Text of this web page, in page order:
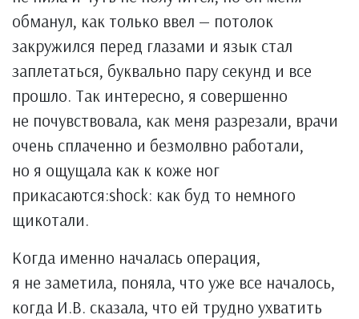
обманул, как только ввел — потолок
закружился перед глазами и язык стал
заплетаться, буквально пару секунд и все
прошло. Так интересно, я совершенно
не почувствовала, как меня разрезали, врачи
очень сплаченно и безмолвно работали,
но я ощущала как к коже ног
прикасаются:shock: как буд то немного
щикотали.
Когда именно началась операция,
я не заметила, поняла, что уже все началось,
когда И.В. сказала, что ей трудно ухватить